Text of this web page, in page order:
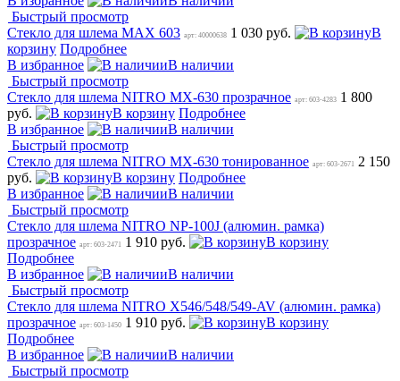
Быстрый просмотр
Стекло для шлема MAX 603 арт: 40000638 1 030 руб.
В
корзину Подробнее
В избранное
В наличии
Быстрый просмотр
Стекло для шлема NITRO MX-630 прозрачное арт: 603-4283 1 800
руб.
В корзину Подробнее
В избранное
В наличии
Быстрый просмотр
Стекло для шлема NITRO MX-630 тонированное арт: 603-2671 2 150
руб.
В корзину Подробнее
В избранное
В наличии
Быстрый просмотр
Стекло для шлема NITRO NP-100J (алюмин. рамка)
прозрачное арт: 603-2471 1 910 руб.
В корзину
Подробнее
В избранное
В наличии
Быстрый просмотр
Стекло для шлема NITRO X546/548/549-AV (алюмин. рамка)
прозрачное арт: 603-1450 1 910 руб.
В корзину
Подробнее
В избранное
В наличии
Быстрый просмотр